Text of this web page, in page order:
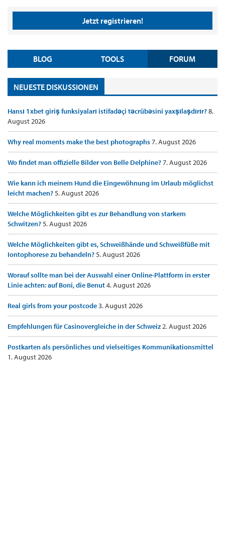
Jetzt registrieren!
BLOG TOOLS FORUM
NEUESTE DISKUSSIONEN
Hansı 1xbet giriş funksiyaları istifadəçi təcrübəsini yaxşılaşdırır?8.
August 2026
Why real moments make the best photographs7. August 2026
Wo findet man offizielle Bilder von Belle Delphine?7. August 2026
Wie kann ich meinem Hund die Eingewöhnung im Urlaub möglichst
leicht machen?5. August 2026
Welche Möglichkeiten gibt es zur Behandlung von starkem
Schwitzen?5. August 2026
Welche Möglichkeiten gibt es, Schweißhände und Schweißfüße mit
Iontophorese zu behandeln?5. August 2026
Worauf sollte man bei der Auswahl einer Online-Plattform in erster
Linie achten: auf Boni, die Benut4. August 2026
Real girls from your postcode3. August 2026
Empfehlungen für Casinovergleiche in der Schweiz2. August 2026
Postkarten als persönliches und vielseitiges Kommunikationsmittel
1. August 2026